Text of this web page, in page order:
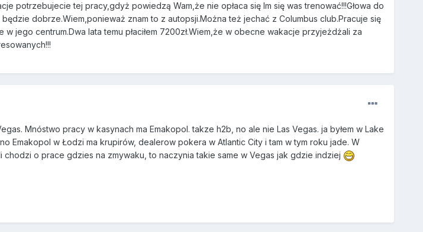
potrzebujecie tej pracy,gdyż powiedzą Wam,że nie opłaca się Im się was trenować!!!Głowa do
dobrze.Wiem,ponieważ znam to z autopsji.Można też jechać z Columbus club.Pracuje się
jego centrum.Dwa lata temu płaciłem 7200zł.Wiem,że w obecne wakacje przyjeżdżali za
Mnóstwo pracy w kasynach ma Emakopol. takze h2b, no ale nie Las Vegas. ja byłem w Lake
Emakopol w Łodzi ma krupirów, dealerow pokera w Atlantic City i tam w tym roku jade. W
chodzi o prace gdzies na zmywaku, to naczynia takie same w Vegas jak gdzie indziej